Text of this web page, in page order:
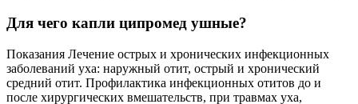
Для чего капли ципромед ушные?
Показания Лечение острых и хронических инфекционных
заболеваний уха: наружный отит, острый и хронический
средний отит. Профилактика инфекционных отитов до и
после хирургических вмешательств, при травмах уха,